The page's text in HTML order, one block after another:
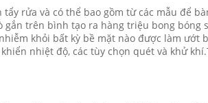
rửa và có thể bao gồm từ các mẫu để
trên bình tạo ra hàng triệu bong bóng
khỏi bất kỳ bề mặt nào được làm ướt
nhiệt độ, các tùy chọn quét và khử